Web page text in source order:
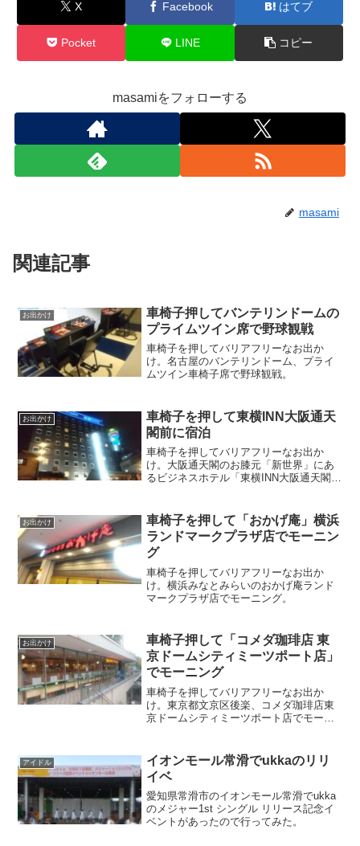
X Facebook はてブ
Pocket LINE コピー
masamiをフォローする
masami
関連記事
お出かけ
車椅子押してバンテリンドームの
プライムツイン席で野球観戦
車椅子を押してバリアフリーなお出か
け。名古屋のバンテリンドーム、プライ
ムツイン車椅子席で野球観戦。
お出かけ
車椅子を押して東横INN大阪通天
閣前に宿泊
車椅子を押してバリアフリーなお出か
け。大阪通天閣のお膝元「新世界」にあ
るビジネスホテル「東横INN大阪通天閣
お出かけ
車椅子を押して「おかげ庵」横浜
ランドマークプラザ店でモーニン
グ
車椅子を押してバリアフリーなお出か
け。横浜みなとみらいのおかげ庵ランド
マークプラザ店でモーニング。
お出かけ
車椅子押して「コメダ珈琲店 東
京ドームシティミーツポート店」
でモーニング
車椅子を押してバリアフリーなお出か
け。東京都文京区後楽、コメダ珈琲店東
京ドームシティミーツポート店でモーニ
アイドル
イオンモール常滑でukkaのリリ
イベ
愛知県常滑市のイオンモール常滑でukka
のメジャー1st シングル リリース記念イ
ベントがあったので行ってみた。